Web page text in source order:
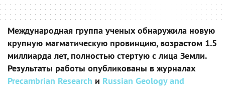
Международная группа ученых обнаружила новую
крупную магматическую провинцию, возрастом 1.5
миллиарда лет, полностью стертую с лица Земли.
Результаты работы опубликованы в журналах
Precambrian Research и Russian Geology and